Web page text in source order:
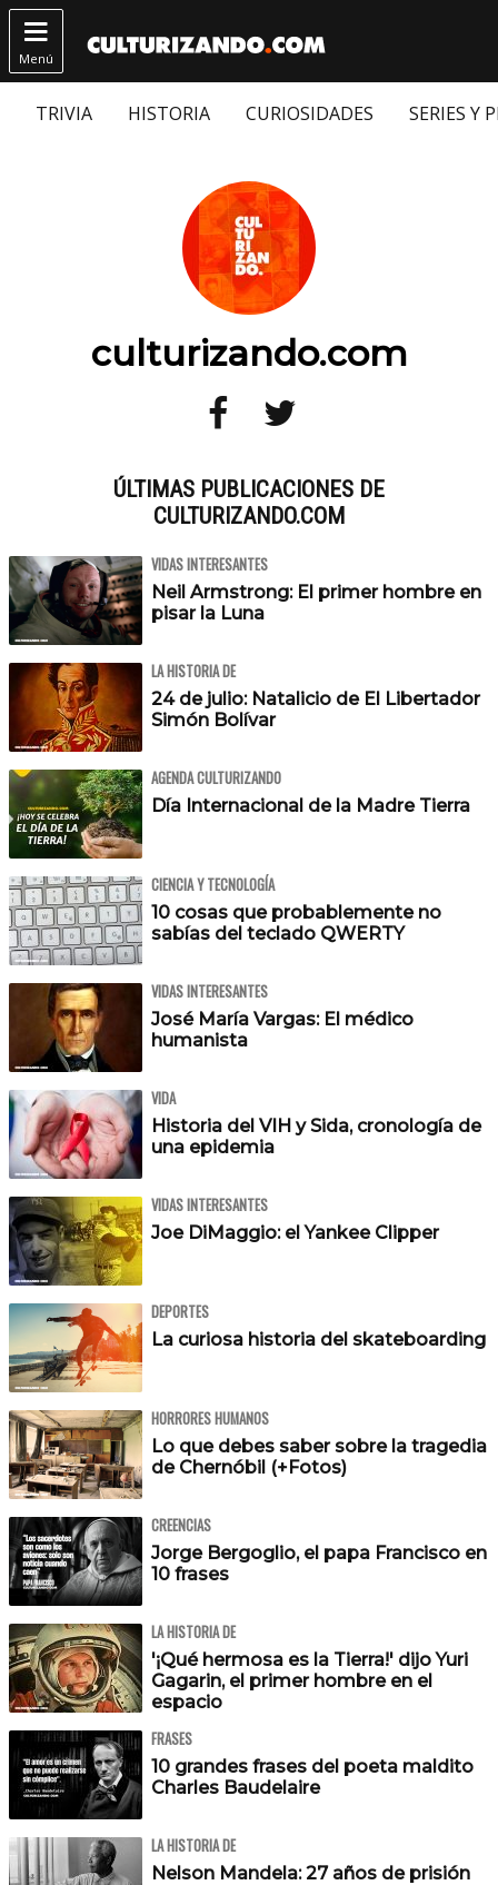

Menú
TRIVIA HISTORIA CURIOSIDADES SERIES Y
culturizando.com
 
ÚLTIMAS PUBLICACIONES DE
CULTURIZANDO.COM
VIDAS INTERESANTES
Neil Armstrong: El primer hombre en
pisar la Luna
LA HISTORIA DE
24 de julio: Natalicio de El Libertador
Simón Bolívar
AGENDA CULTURIZANDO
Día Internacional de la Madre Tierra
CIENCIA Y TECNOLOGÍA
10 cosas que probablemente no
sabías del teclado QWERTY
VIDAS INTERESANTES
José María Vargas: El médico
humanista
VIDA
Historia del VIH y Sida, cronología de
una epidemia
VIDAS INTERESANTES
Joe DiMaggio: el Yankee Clipper
DEPORTES
La curiosa historia del skateboarding
HORRORES HUMANOS
Lo que debes saber sobre la tragedia
de Chernóbil (+Fotos)
CREENCIAS
Jorge Bergoglio, el papa Francisco en
10 frases
LA HISTORIA DE
'¡Qué hermosa es la Tierra!' dijo Yuri
Gagarin, el primer hombre en el
espacio
FRASES
10 grandes frases del poeta maldito
Charles Baudelaire
LA HISTORIA DE
Nelson Mandela: 27 años de prisión